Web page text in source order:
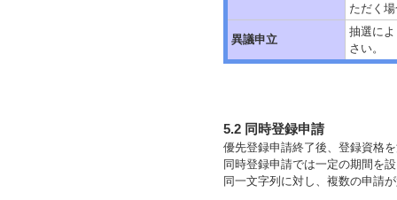
ただく
異議申立
抽選に
さい。
5.2 同時登録申請
優先登録申請終了後、登録資格
同時登録申請では一定の期間を
同一文字列に対し、複数の申請